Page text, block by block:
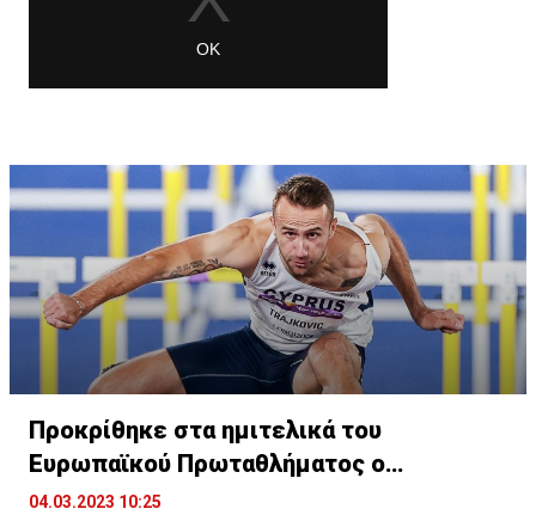
Προκρίθηκε στα ημιτελικά του
Ευρωπαϊκού Πρωταθλήματος ο
Τραΐκοβιτς!
04.03.2023 10:25